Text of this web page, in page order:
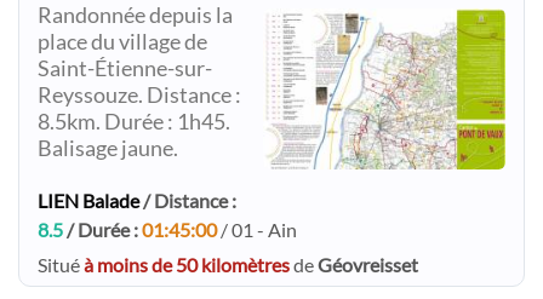
Randonnée depuis la
place du village de
Saint-Étienne-sur-
Reyssouze. Distance :
8.5km. Durée : 1h45.
Balisage jaune.
LIEN Balade/ Distance :
8.5 / Durée :01:45:00/ 01 - Ain
Situéà moins de 50 kilomètresdeGéovreisset